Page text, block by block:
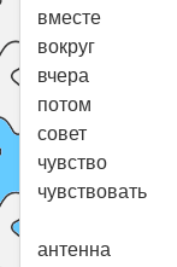
вместе
вокруг
вчера
потом
совет
чувство
чувствовать
антенна